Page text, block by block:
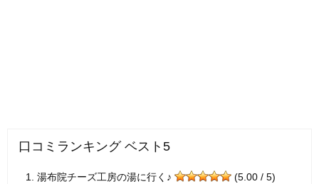
口コミランキング ベスト5
湯布院チーズ工房の湯に行く♪
(5.00 / 5)